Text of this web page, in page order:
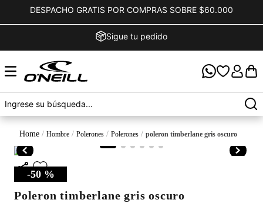
DESPACHO GRATIS POR COMPRAS SOBRE $60.000
Sigue tu pedido
hombre polerones polerones poleron timberlane gris oscuro
-50 %
poleron timberlane gris oscuro